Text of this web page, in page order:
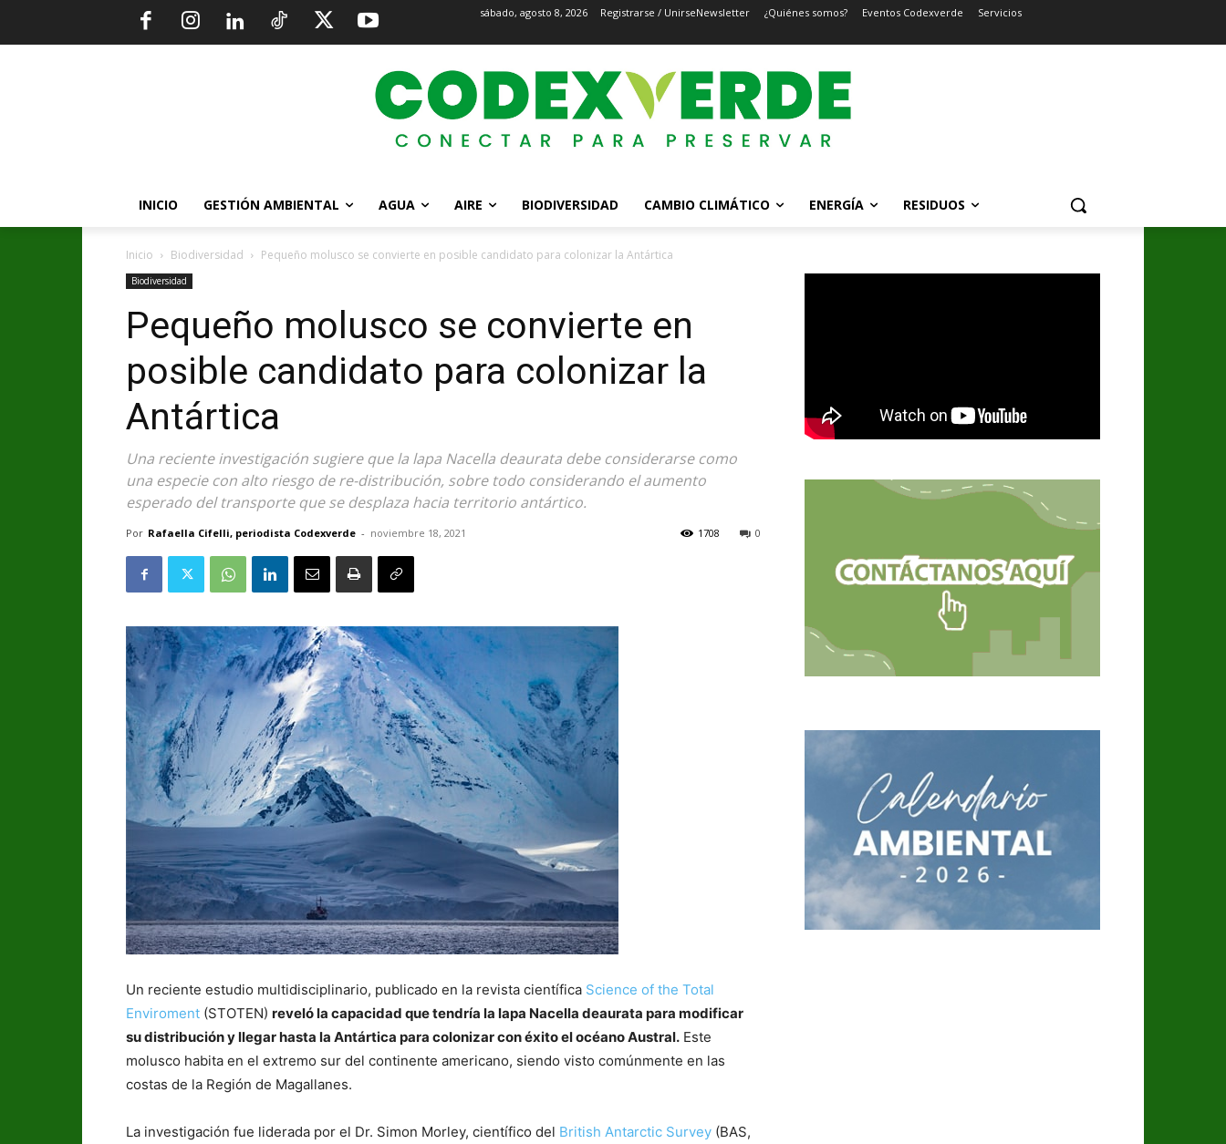
sábado, agosto 8, 2026 Registrarse / UnirseNewsletter ¿Quiénes somos? Eventos Codexverde Servicios
INICIO GESTIÓN AMBIENTAL AGUA AIRE BIODIVERSIDAD CAMBIO CLIMÁTICO ENERGÍA RESIDUOS
Inicio Biodiversidad Pequeño molusco se convierte en posible candidato para colonizar la Antártica
Biodiversidad
Pequeño molusco se convierte en
posible candidato para colonizar la
Antártica
Una reciente investigación sugiere que la lapa Nacella deaurata debe considerarse como
una especie con alto riesgo de re-distribución, sobre todo considerando el aumento
esperado del transporte que se desplaza hacia territorio antártico.
Por Rafaella Cifelli, periodista Codexverde - noviembre 18, 2021 0
1708
Un reciente estudio multidisciplinario, publicado en la revista científica Science of the Total
Enviroment (STOTEN) reveló la capacidad que tendría la lapa Nacella deaurata para modificar
su distribución y llegar hasta la Antártica para colonizar con éxito el océano Austral. Este
molusco habita en el extremo sur del continente americano, siendo visto comúnmente en las
costas de la Región de Magallanes.
La investigación fue liderada por el Dr. Simon Morley, científico del British Antarctic Survey (BAS,